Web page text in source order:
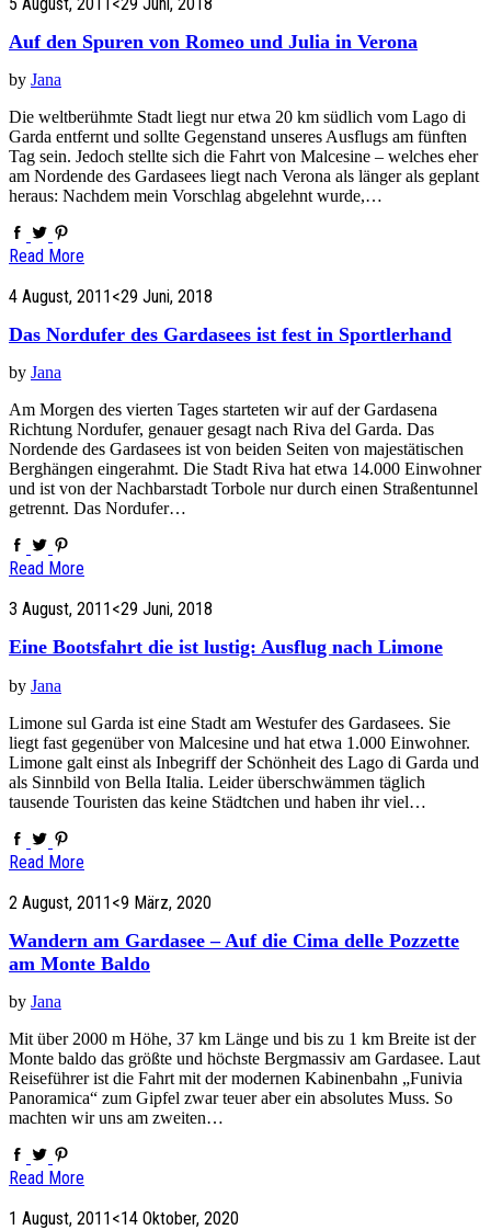
Auf den Spuren von Romeo und Julia in Verona
by Jana
Die weltberühmte Stadt liegt nur etwa 20 km südlich vom Lago di
Garda entfernt und sollte Gegenstand unseres Ausflugs am fünften
Tag sein. Jedoch stellte sich die Fahrt von Malcesine – welches eher
am Nordende des Gardasees liegt nach Verona als länger als geplant
heraus: Nachdem mein Vorschlag abgelehnt wurde,…
Read More
4 August, 2011<29 Juni, 2018
Das Nordufer des Gardasees ist fest in Sportlerhand
by Jana
Am Morgen des vierten Tages starteten wir auf der Gardasena
Richtung Nordufer, genauer gesagt nach Riva del Garda. Das
Nordende des Gardasees ist von beiden Seiten von majestätischen
Berghängen eingerahmt. Die Stadt Riva hat etwa 14.000 Einwohner
und ist von der Nachbarstadt Torbole nur durch einen Straßentunnel
getrennt. Das Nordufer…
Read More
3 August, 2011 <29 Juni, 2018
Eine Bootsfahrt die ist lustig: Ausflug nach Limone
by Jana
Limone sul Garda ist eine Stadt am Westufer des Gardasees. Sie
liegt fast gegenüber von Malcesine und hat etwa 1.000 Einwohner.
Limone galt einst als Inbegriff der Schönheit des Lago di Garda und
als Sinnbild von Bella Italia. Leider überschwämmen täglich
tausende Touristen das keine Städtchen und haben ihr viel…
Read More
2 August, 2011<9 März, 2020
Wandern am Gardasee – Auf die Cima delle Pozzette
am Monte Baldo
by Jana
Mit über 2000 m Höhe, 37 km Länge und bis zu 1 km Breite ist der
Monte baldo das größte und höchste Bergmassiv am Gardasee. Laut
Reiseführer ist die Fahrt mit der modernen Kabinenbahn „Funivia
Panoramica“ zum Gipfel zwar teuer aber ein absolutes Muss. So
machten wir uns am zweiten…
Read More
1 August, 2011<14 Oktober, 2020